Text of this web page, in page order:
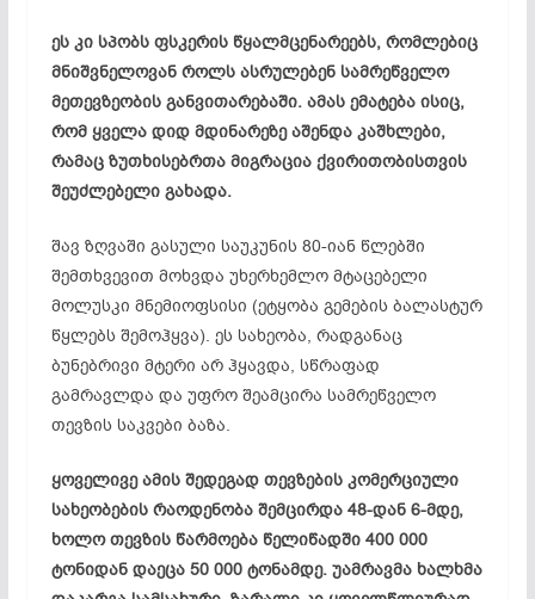
ეს კი სპობს ფსკერის წყალმცენარეებს, რომლებიც
მნიშვნელოვან როლს ასრულებენ სამრეწველო
მეთევზეობის განვითარებაში. ამას ემატება ისიც,
რომ ყველა დიდ მდინარეზე აშენდა კაშხლები,
რამაც ზუთხისებრთამიგრაცია ქვირითობისთვის
შეუძლებელი გახადა.
შავ ზღვაში გასული საუკუნის 80-იან წლებში
შემთხვევით მოხვდა უხერხემლო მტაცებელი
მოლუსკი მნემიოფსისი (ეტყობა გემების ბალასტურ
წყლებს შემოჰყვა). ეს სახეობა, რადგანაც
ბუნებრივი მტერი არ ჰყავდა, სწრაფად
გამრავლდა და უფრო შეამცირა სამრეწველო
თევზის საკვები ბაზა.
ყოველივე ამის შედეგად თევზების კომერციული
სახეობების რაოდენობა შემცირდა 48-დან 6-მდე,
ხოლო თევზის წარმოება წელიწადში 400 000
ტონიდან დაეცა 50 000 ტონამდე. უამრავმა ხალხმა